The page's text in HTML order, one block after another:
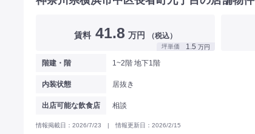
賃料 41.8 万円 （税込）
坪単価 1.5 万円
階建・階 1~2階 地下1階
内装状態 居抜き
出店可能な飲食店 相談
情報掲載日：2026/7/23 | 情報更新日：2026/2/15